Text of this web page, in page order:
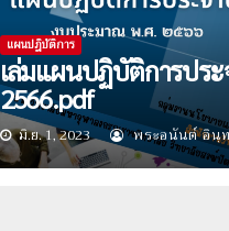
แผนปฎิบัติการ
เล่มแผนปฏิบัติการปร
2566.pdf
มิ.ย. 1, 2023 พระอนันต์ อินฺ